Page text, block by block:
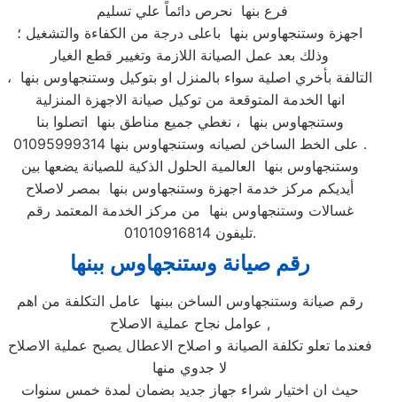
فرع بنها نحرص دائماً علي تسليم
اجهزة وستنجهاوس بنها باعلى درجة من الكفاءة والتشغيل ؛
وذلك بعد عمل الصيانة اللازمة وتغيير قطع الغيار
التالفة بأخري اصلية سواء بالمنزل او بتوكيل وستنجهاوس بنها ،
انها الخدمة المتوقعة من توكيل صيانة الاجهزة المنزلية
وستنجهاوس بنها ، نغطي جميع مناطق بنها اتصلوا بنا
على الخط الساخن لصيانه وستنجهاوس بنها 01095999314 .
وستنجهاوس بنها العالمية الحلول الذكية للصيانة يضعها بين
أيديكم مركز خدمة اجهزة وستنجهاوس بنها بمصر لاصلاح
غسالات وستنجهاوس بنها من مركز الخدمة المعتمد رقم
تليفون 01010916814.
رقم صيانة وستنجهاوس ببنها
رقم صيانة وستنجهاوس الساخن ببنها عامل التكلفة من اهم
عوامل نجاح عملية الاصلاح ,
فعندما تعلو تكلفة الصيانة و اصلاح الاعطال يصبح عملية الاصلاح
لا جدوي منها
حيث ان اختيار شراء جهاز جديد بضمان لمدة خمس سنوات